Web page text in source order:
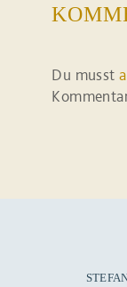
Du musst